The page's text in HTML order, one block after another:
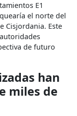
E1
el norte del
Cisjordania. Este
de futuro
han
miles de